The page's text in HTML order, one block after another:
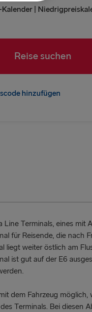
Rostock
Ventspils
UND IRLAND
|
Reise suchen
hinzufügen
Terminals, eines mit
für Reisende, die nach
liegt weiter östlich am
ist gut auf der E6
dem Fahrzeug
Terminals. Bei diesen